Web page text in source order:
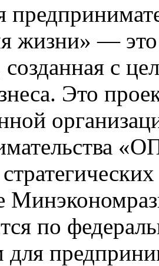
жизни» — это
с
Это
по
для